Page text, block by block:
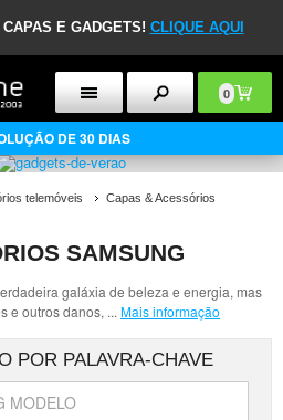
E GADGETS! CLIQUE AQUI
0
DE 30 DIAS
telemóveis
Capas & Acessórios
SAMSUNG
galáxia de beleza e energia, mas
e outros danos, ... Mais informação
POR PALAVRA-CHAVE